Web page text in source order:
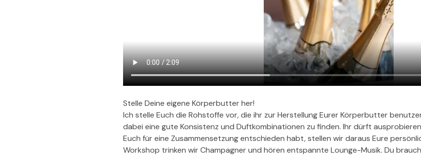
Stelle Deine eigene Körperbutter her!
Ich stelle Euch die Rohstoffe vor, die ihr zur Herstellung Eurer Körperbutter
dabei eine gute Konsistenz und Duftkombinationen zu finden. Ihr dürft
Euch für eine Zusammensetzung entschieden habt, stellen wir daraus Eure
Workshop trinken wir Champagner und hören entspannte Lounge-Musik. Du